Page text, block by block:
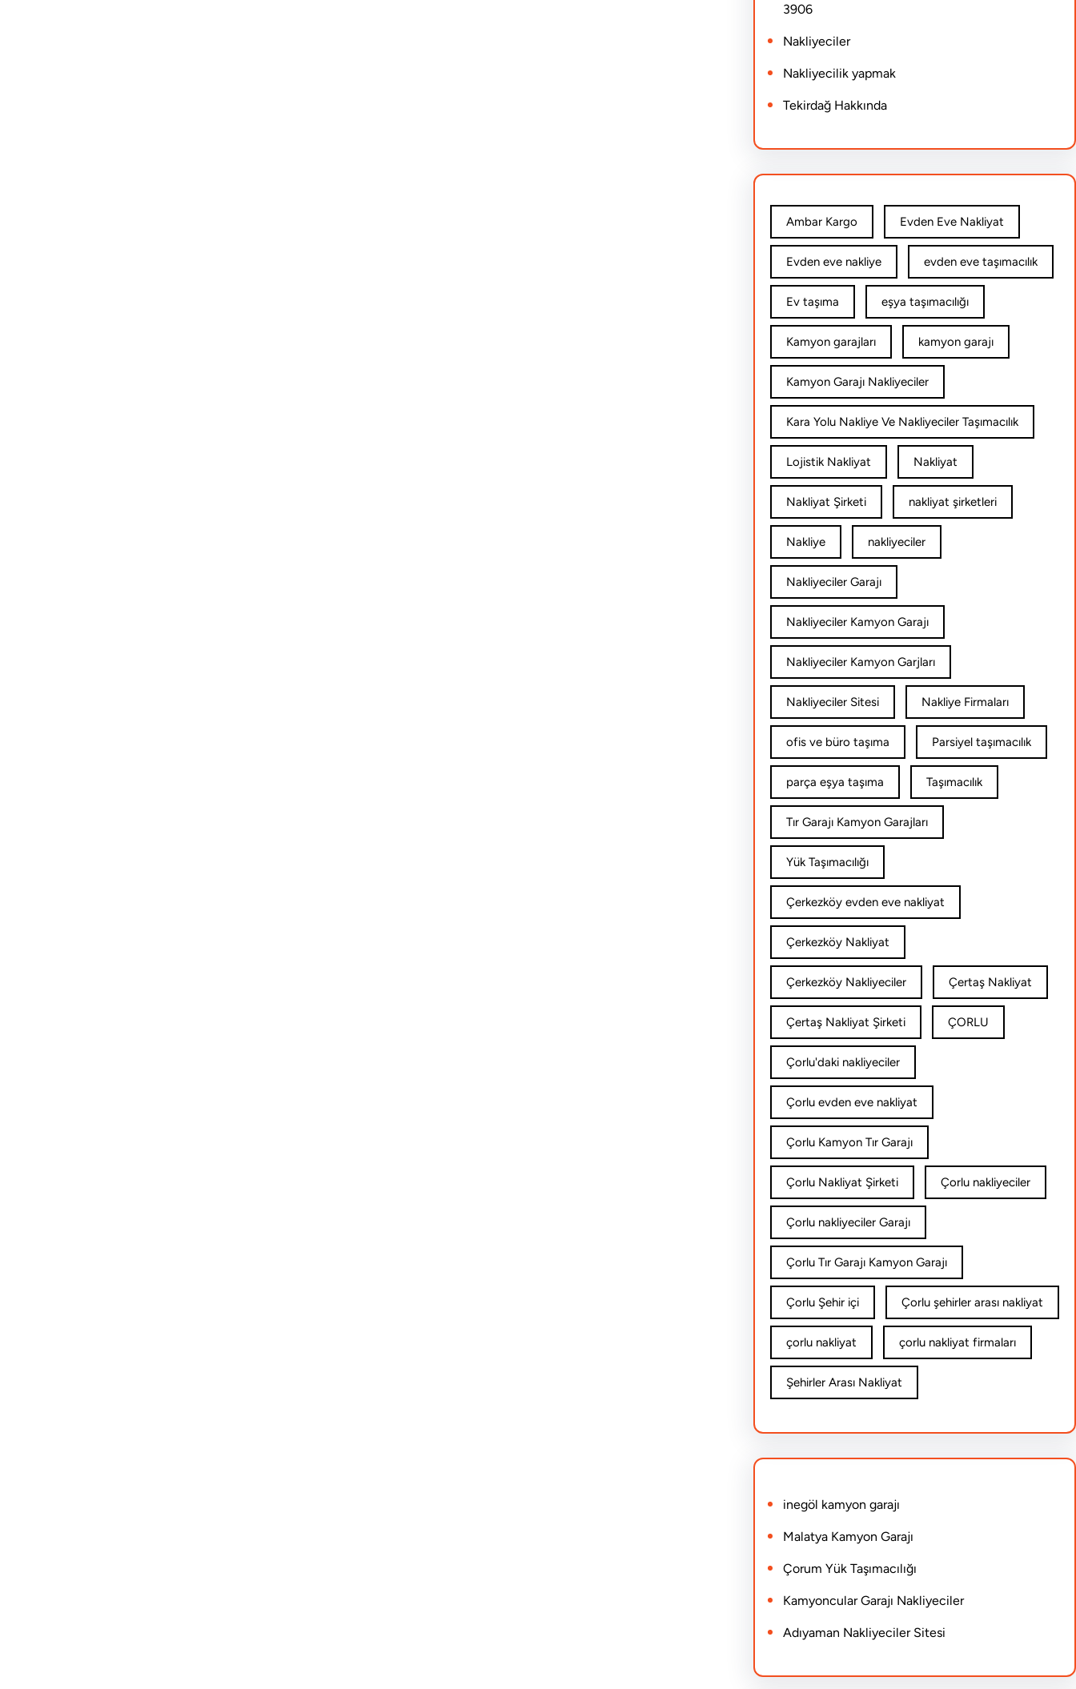
3906
Nakliyeciler
Nakliyecilik yapmak
Tekirdağ Hakkında
Ambar Kargo Evden Eve Nakliyat
Evden eve nakliye evden eve taşımacılık
Ev taşıma eşya taşımacılığı
Kamyon garajları kamyon garajı
Kamyon Garajı Nakliyeciler
Kara Yolu Nakliye Ve Nakliyeciler Taşımacılık
Lojistik Nakliyat Nakliyat
Nakliyat Şirketi nakliyat şirketleri
Nakliye nakliyeciler
Nakliyeciler Garajı
Nakliyeciler Kamyon Garajı
Nakliyeciler Kamyon Garjları
Nakliyeciler Sitesi Nakliye Firmaları
ofis ve büro taşıma Parsiyel taşımacılık
parça eşya taşıma Taşımacılık
Tır Garajı Kamyon Garajları
Yük Taşımacılığı
Çerkezköy evden eve nakliyat
Çerkezköy Nakliyat
Çerkezköy Nakliyeciler Çertaş Nakliyat
Çertaş Nakliyat Şirketi ÇORLU
Çorlu'daki nakliyeciler
Çorlu evden eve nakliyat
Çorlu Kamyon Tır Garajı
Çorlu Nakliyat Şirketi Çorlu nakliyeciler
Çorlu nakliyeciler Garajı
Çorlu Tır Garajı Kamyon Garajı
Çorlu Şehir içi Çorlu şehirler arası nakliyat
çorlu nakliyat çorlu nakliyat firmaları
Şehirler Arası Nakliyat
inegöl kamyon garajı
Malatya Kamyon Garajı
Çorum Yük Taşımacılığı
Kamyoncular Garajı Nakliyeciler
Adıyaman Nakliyeciler Sitesi